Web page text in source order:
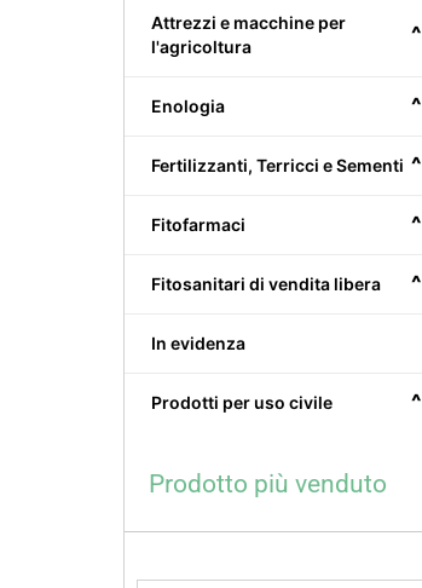
^
Attrezzi e macchine per
l'agricoltura
^
Enologia
^
Fertilizzanti, Terricci e Sementi
^
Fitofarmaci
^
Fitosanitari di vendita libera
In evidenza
^
Prodotti per uso civile
Prodotto più venduto